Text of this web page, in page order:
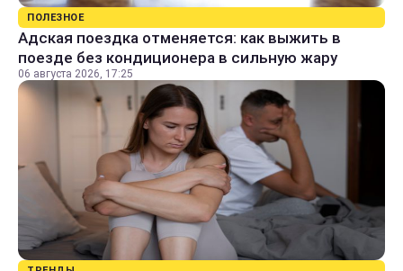
ПОЛЕЗНОЕ
Адская поездка отменяется: как выжить в
поезде без кондиционера в сильную жару
06 августа 2026, 17:25